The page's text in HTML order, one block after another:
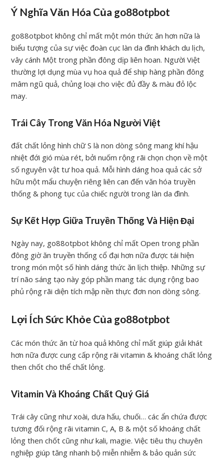
Ý Nghĩa Văn Hóa Của go88otpbot
go88otpbot không chỉ mất một món thức ăn hơn nữa là
biểu tượng của sự việc đoàn cục làn da đình khách du lịch,
vây cánh Một trong phần đông dịp liên hoan. Người Việt
thường lợi dụng mùa vụ hoa quả để ship hàng phần đông
mâm ngũ quả, chủng loại cho việc đủ đầy & màu đỏ lộc
may.
Trái Cây Trong Văn Hóa Người Việt
đất chất lỏng hình chữ S là non dòng sông mang khí hậu
nhiệt đới gió mùa rét, bởi nuốm rộng rãi chọn chọn về một
số nguyên vật tư hoa quả. Mỗi hình dáng hoa quả các sở
hữu một mẩu chuyện riêng liên can đến văn hóa truyền
thống & phong tục của chiếc người trong làn da đình.
Sự Kết Hợp Giữa Truyền Thống Và Hiện Đại
Ngày nay, go88otpbot không chỉ mất Open trong phần
đông giờ ăn truyền thống cổ đại hơn nữa được tái hiện
trong món một số hình dáng thức ăn lịch thiệp. Những sự
trí não sáng tạo này góp phần mang tác dụng rộng bao
phủ rộng rãi diện tích mập nền thực đơn non dòng sông.
Lợi Ích Sức Khỏe Của go88otpbot
Các món thức ăn từ hoa quả không chỉ mất giúp giải khát
hơn nữa được cung cấp rộng rãi vitamin & khoáng chất lỏng
then chốt cho thể chất lỏng.
Vitamin Và Khoáng Chất Quý Giá
Trái cây cũng như xoài, dưa hấu, chuối… các ẩn chứa được
tương đối rộng rãi vitamin C, A, B & một số khoáng chất
lỏng then chốt cũng như kali, magie. Việc tiêu thụ chuyên
nghiệp giúp tăng nhanh bộ miễn nhiễm & bảo quản sức